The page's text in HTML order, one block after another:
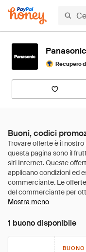
Panasonic
Recupero
Buoni, codici
Mostra meno
1 buono disponibile